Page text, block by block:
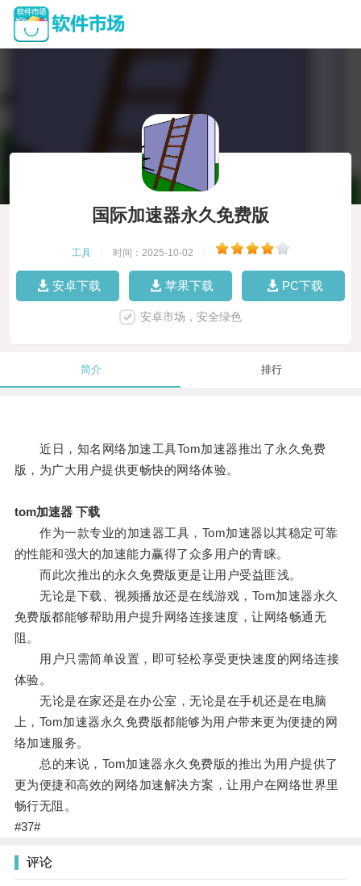
国际加速器永久免费版
工具 时间：2025-10-02
安卓下载 苹果下载 PC下载
安卓市场，安全绿色
简介 排行
近日，知名网络加速工具Tom加速器推出了永久免费
版，为广大用户提供更畅快的网络体验。
tom加速器 下载
作为一款专业的加速器工具，Tom加速器以其稳定可靠
的性能和强大的加速能力赢得了众多用户的青睐。
而此次推出的永久免费版更是让用户受益匪浅。
无论是下载、视频播放还是在线游戏，Tom加速器永久
免费版都能够帮助用户提升网络连接速度，让网络畅通无
阻。
用户只需简单设置，即可轻松享受更快速度的网络连接
体验。
无论是在家还是在办公室，无论是在手机还是在电脑
上，Tom加速器永久免费版都能够为用户带来更为便捷的网
络加速服务。
总的来说，Tom加速器永久免费版的推出为用户提供了
更为便捷和高效的网络加速解决方案，让用户在网络世界里
畅行无阻。
#37#
评论